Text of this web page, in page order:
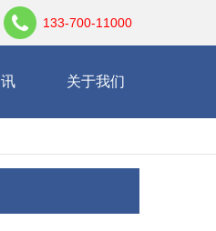
133-700-11000
关于我们